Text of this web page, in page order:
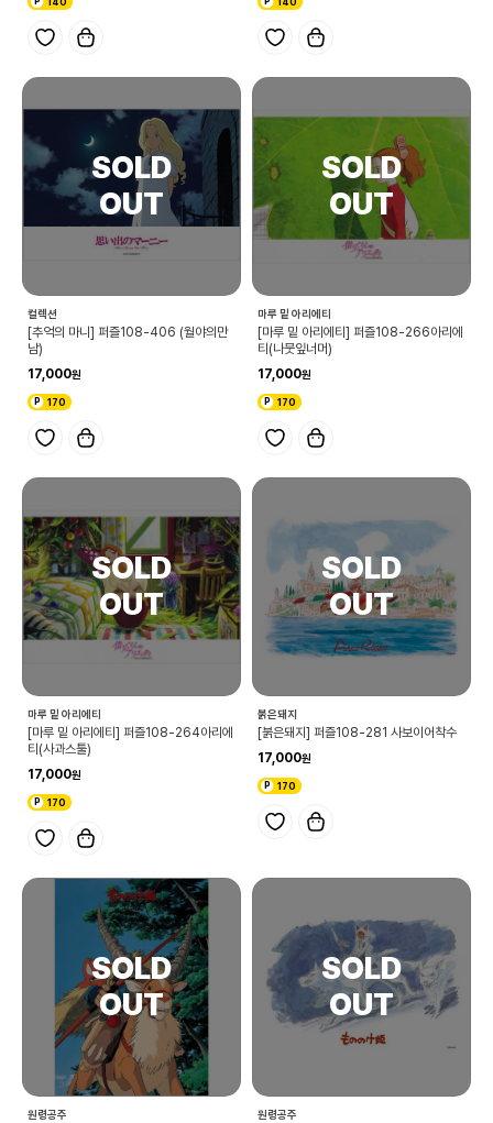
컬렉션
[추억의 마니] 퍼즐108-406 (월야의만
남)
17,000
170
마루 밑 아리에티
[마루 밑 아리에티] 퍼즐108-266아리에
티(나뭇잎너머)
17,000
170
마루 밑 아리에티
[마루 밑 아리에티] 퍼즐108-264아리에
티(사과스툴)
17,000
170
붉은돼지
[붉은돼지] 퍼즐108-281 사보이어착수
17,000
170
원령공주 원령공주